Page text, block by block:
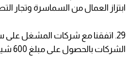
ابتزاز العمال من السماسرة وتجار
29. اتفقنا مع شركات المشغل على
الشركات بالحصول على مبلغ 600 شيكل شهريا من العامل.